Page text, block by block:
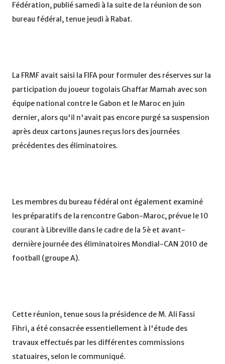
Fédération, publié samedi à la suite de la réunion de son
bureau fédéral, tenue jeudi à Rabat.
La FRMF avait saisi la FIFA pour formuler des réserves sur la
participation du joueur togolais Ghaffar Mamah avec son
équipe national contre le Gabon et le Maroc en juin
dernier, alors qu'il n'avait pas encore purgé sa suspension
après deux cartons jaunes reçus lors des journées
précédentes des éliminatoires.
Les membres du bureau fédéral ont également examiné
les préparatifs de la rencontre Gabon-Maroc, prévue le 10
courant à Libreville dans le cadre de la 5è et avant-
dernière journée des éliminatoires Mondial-CAN 2010 de
football (groupe A).
Cette réunion, tenue sous la présidence de M. Ali Fassi
Fihri, a été consacrée essentiellement à l'étude des
travaux effectués par les différentes commissions
statuaires, selon le communiqué.